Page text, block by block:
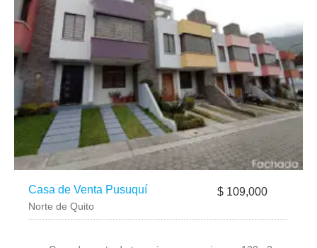
Casa de Venta Pusuquí $ 109,000
Norte de Quito